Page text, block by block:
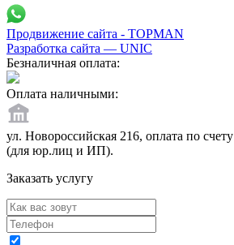
Продвижение сайта - TOPMAN
Разработка сайта — UNIC
Безналичная оплата:
Оплата наличными:
ул. Новороссийская 216, оплата по счету
(для юр.лиц и ИП).
Заказать услугу